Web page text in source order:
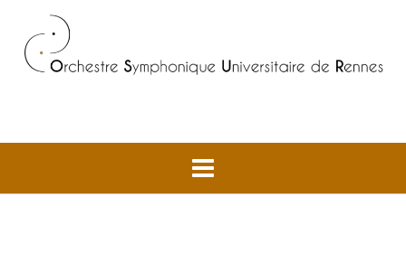
content